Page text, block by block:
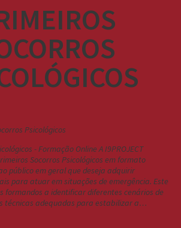
- Formação Online A I9PROJECT
Socorros Psicológicos em formato
público em geral que deseja adquirir
para atuar em situações de emergência. Este
formandos a identificar diferentes cenários de
técnicas adequadas para estabilizar a…